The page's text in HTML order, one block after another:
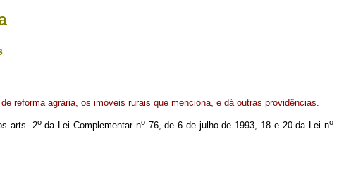
reforma agrária, os imóveis rurais que menciona, e dá outras providências.
arts. 2oda Lei Complementar no76, de 6 de julho de 1993, 18 e 20 da Lei no